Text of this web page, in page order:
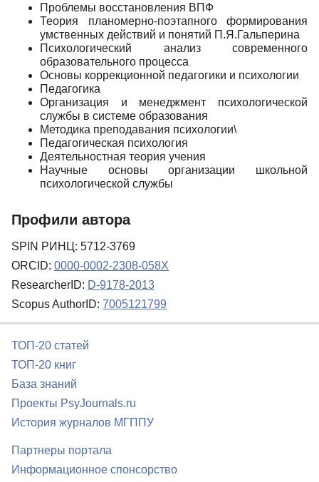
Проблемы восстановления ВПФ
Теория планомерно-поэтапного формирования
умственных действий и понятий П.Я.Гальперина
Психологический анализ современного
образовательного процесса
Основы коррекционной педагогики и психологии
Педагогика
Организация и менеджмент психологической
службы в системе образования
Методика преподавания психологии\
Педагогическая психология
Деятельностная теория учения
Научные основы организации школьной
психологической службы
Профили автора
SPIN РИНЦ: 5712-3769
ORCID: 0000-0002-2308-058X
ResearcherID: D-9178-2013
Scopus AuthorID: 7005121799
ТОП-20 статей
ТОП-20 книг
База знаний
Проекты PsyJournals.ru
История журналов МГППУ
Партнеры портала
Информационное спонсорство